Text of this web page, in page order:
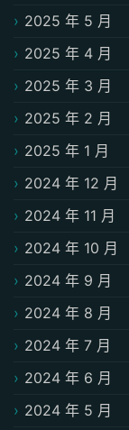
2025 年 5 月
2025 年 4 月
2025 年 3 月
2025 年 2 月
2025 年 1 月
2024 年 12 月
2024 年 11 月
2024 年 10 月
2024 年 9 月
2024 年 8 月
2024 年 7 月
2024 年 6 月
2024 年 5 月